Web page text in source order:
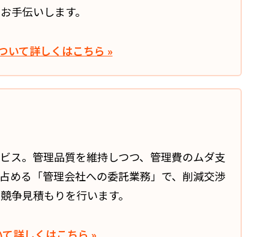
手伝いします。
いて詳しくはこちら »
ス。管理品質を維持しつつ、管理費のムダ支
める「管理会社への委託業務」で、削減交渉
争見積もりを行います。